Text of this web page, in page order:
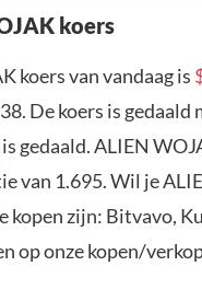
koers
koers van vandaag is
De koers is gedaald
is gedaald. ALIEN
van 1.695. Wil je
kopen zijn: Bitvavo,
op onze kopen/